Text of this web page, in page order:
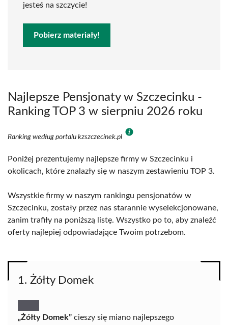
jesteś na szczycie!
Pobierz materiały!
Najlepsze Pensjonaty w Szczecinku -
Ranking TOP 3 w sierpniu 2026 roku
Ranking według portalu kzszczecinek.pl
Poniżej prezentujemy najlepsze firmy w Szczecinku i
okolicach, które znalazły się w naszym zestawieniu TOP 3.
Wszystkie firmy w naszym rankingu pensjonatów w
Szczecinku, zostały przez nas starannie wyselekcjonowane,
zanim trafiły na poniższą listę. Wszystko po to, aby znaleźć
oferty najlepiej odpowiadające Twoim potrzebom.
1. Żółty Domek
„Żółty Domek” cieszy się miano najlepszego